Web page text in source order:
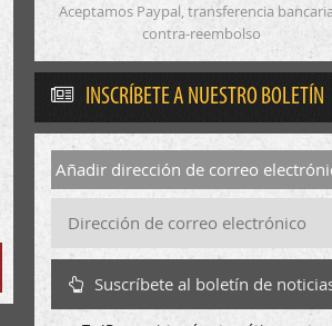
Aceptamos Paypal, transferencia
contra-reembolso
INSCRÍBETE A NUESTRO BOLETÍN
Añadir dirección de correo
Suscríbete al boletín de